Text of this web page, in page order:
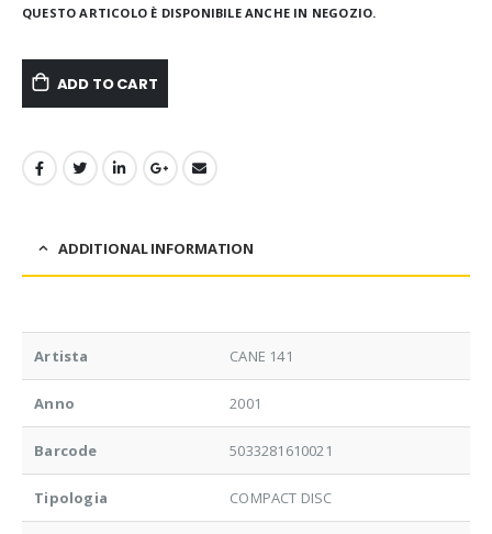
QUESTO ARTICOLO È DISPONIBILE ANCHE IN NEGOZIO.
ADD TO CART
ADDITIONAL INFORMATION
Artista CANE 141
Anno 2001
Barcode 5033281610021
Tipologia COMPACT DISC